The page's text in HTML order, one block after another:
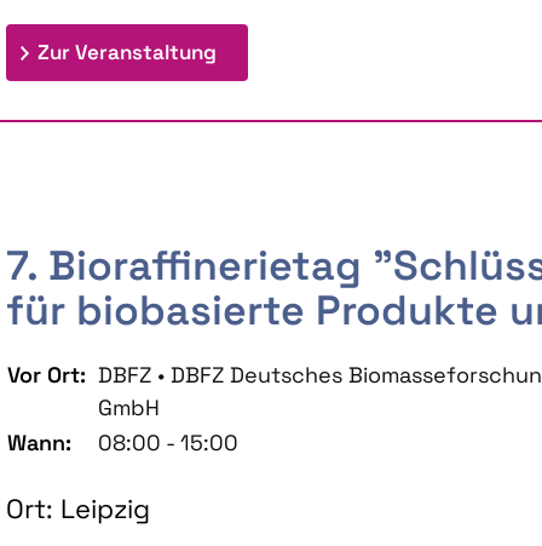
Zur Veranstaltung: 9th Doctoral Colloquium
7. Bioraffinerietag
für biobasierte Produkte
Vor Ort: DBFZ • DBFZ Deutsches
GmbH
Wann:
08:00 - 15:00
Ort: Leipzig